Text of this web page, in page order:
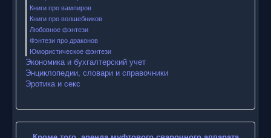
Книги про вампиров
Книги про волшебников
Любовное фэнтези
Фэнтези про драконов
Юмористическое фэнтези
Экономика и бухгалтерский учет
Энциклопедии, словари и справочники
Эротика и секс